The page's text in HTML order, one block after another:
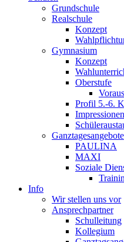
Grundschule
Realschule
Konzept
Gymnasium
Konzept
Oberstufe
Profil 5.-6.
Impressionen
Ganztagesangebote
PAULINA
MAXI
Soziale
Info
Wir stellen uns vor
Ansprechpartner
Schulleitung
Kollegium